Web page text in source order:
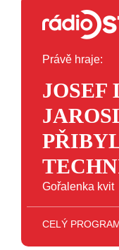
Právě hraje:
JOSEF
Gořalenka kvit
05:00 - 09:00
CELÝ